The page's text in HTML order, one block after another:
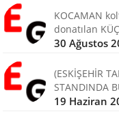
KOCAMAN
donatılan
30 Ağustos
(ESKİŞEHİR
STANDINDA
19 Haziran